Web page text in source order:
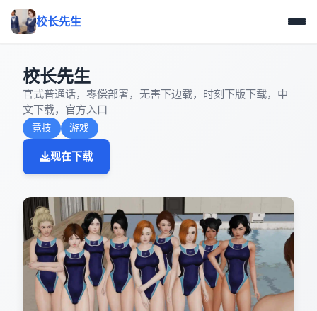
校长先生
校长先生
官式普通话，零偿部署，无害下边载，时刻下版下载，中
文下载，官方入口
竞技 游戏
现在下载